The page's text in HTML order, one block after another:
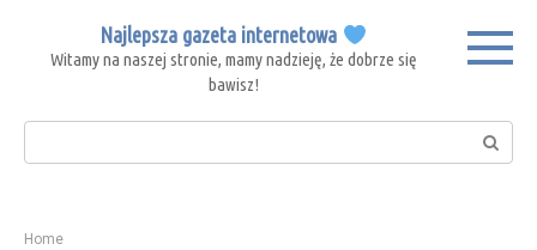
content
Najlepsza gazeta internetowa
Witamy na naszej stronie, mamy nadzieję, że dobrze się
bawisz!
Search:
Home